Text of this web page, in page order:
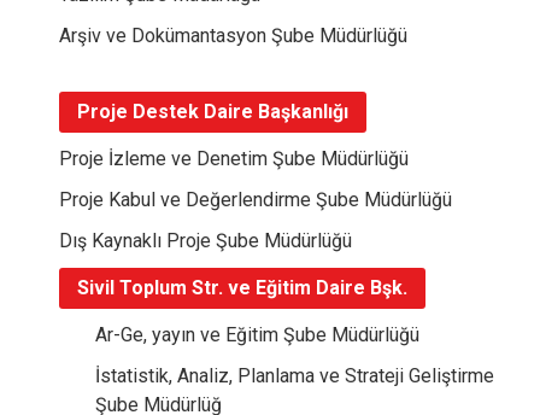
Arşiv ve Dokümantasyon Şube Müdürlüğü
Proje Destek Daire Başkanlığı
Proje İzleme ve Denetim Şube Müdürlüğü
Proje Kabul ve Değerlendirme Şube Müdürlüğü
Dış Kaynaklı Proje Şube Müdürlüğü
Sivil Toplum Str. ve Eğitim Daire Bşk.
Ar-Ge, yayın ve Eğitim Şube Müdürlüğü
İstatistik, Analiz, Planlama ve Strateji Geliştirme
Şube Müdürlüğ